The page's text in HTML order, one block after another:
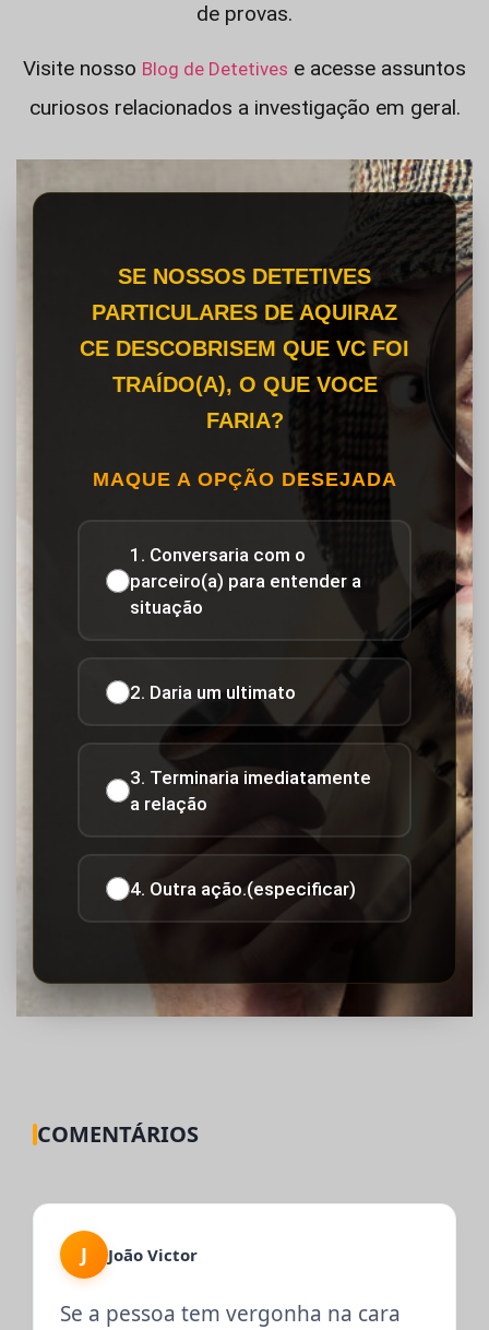
de provas.
Visite nosso Blog de Detetives e acesse assuntos
curiosos relacionados a investigação em geral.
SE NOSSOS DETETIVES
PARTICULARES DE AQUIRAZ
CE DESCOBRISEM QUE VC FOI
TRAÍDO(A), O QUE VOCE
FARIA?
MAQUE A OPÇÃO DESEJADA
1. Conversaria com o
parceiro(a) para entender a
situação
2. Daria um ultimato
3. Terminaria imediatamente
a relação
4. Outra ação.(especificar)
COMENTÁRIOS
J João Victor
Se a pessoa tem vergonha na cara